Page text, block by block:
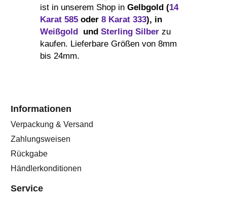
ist in unserem Shop in Gelbgold (14
Karat 585 oder 8 Karat 333), in
Weißgold und Sterling Silber zu
kaufen. Lieferbare Größen von 8mm
bis 24mm.
Informationen
Verpackung & Versand
Zahlungsweisen
Rückgabe
Händlerkonditionen
Service